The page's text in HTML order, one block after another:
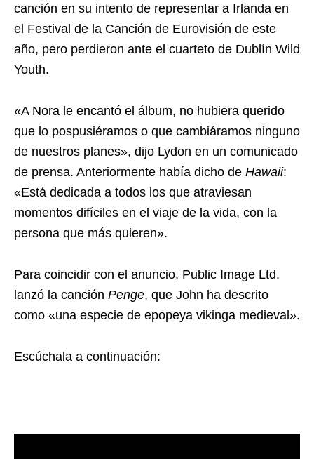
canción en su intento de representar a Irlanda en
el Festival de la Canción de Eurovisión de este
año, pero perdieron ante el cuarteto de Dublín Wild
Youth.
«A Nora le encantó el álbum, no hubiera querido
que lo pospusiéramos o que cambiáramos ninguno
de nuestros planes», dijo Lydon en un comunicado
de prensa. Anteriormente había dicho de Hawaii:
«Está dedicada a todos los que atraviesan
momentos difíciles en el viaje de la vida, con la
persona que más quieren».
Para coincidir con el anuncio, Public Image Ltd.
lanzó la canción Penge, que John ha descrito
como «una especie de epopeya vikinga medieval».
Escúchala a continuación: